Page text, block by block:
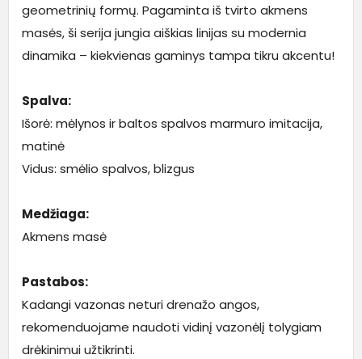
geometrinių formų. Pagaminta iš tvirto akmens
masės, ši serija jungia aiškias linijas su modernia
dinamika – kiekvienas gaminys tampa tikru akcentu!
Spalva:
Išorė: mėlynos ir baltos spalvos marmuro imitacija,
matinė
Vidus: smėlio spalvos, blizgus
Medžiaga:
Akmens masė
Pastabos:
Kadangi vazonas neturi drenažo angos,
rekomenduojame naudoti vidinį vazonėlį tolygiam
drėkinimui užtikrinti.